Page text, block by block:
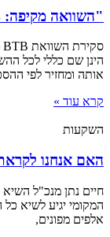
"השוואה מקיפה: BTB מול שוק ההשקעות האלטרנטיביות"
הינן שם כללי לכל
אותה ומחזיר לפי
קרא עוד »
השקעות
האם אנחנו
חיים נתן מנכ"ל
המקומי יגיע לשיא
אלפים מפונים,